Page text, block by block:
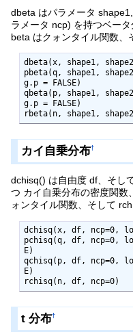
dbeta はパラメータ
ラメータ ncp) を持つベー
beta はクォンタイル関数、
dbeta(x, shape1,
pbeta(q, shape1,
g.p = FALSE)
qbeta(p, shape1,
g.p = FALSE)
rbeta(n, shape1,
カイ自乗分布†
dchisq() は自由度 df、そし
つ カイ自乗分布の密度関数
ォンタイル関数、そして
dchisq(x, df, ncp=0,
pchisq(q, df, ncp=0,
E)
qchisq(p, df, ncp=0,
E)
rchisq(n, df, ncp=0)
t 分布†